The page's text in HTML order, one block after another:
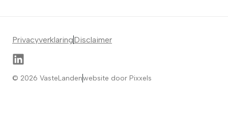
© 2026 VasteLandenwebsite door Pixxels
PrivacyverklaringDisclaimer